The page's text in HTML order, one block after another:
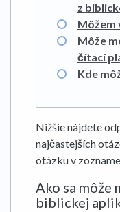
z
Môžem
Môže
čítací
Kde
Nižšie nájdete
najčastejších
otázku v
Ako sa môže
biblickej